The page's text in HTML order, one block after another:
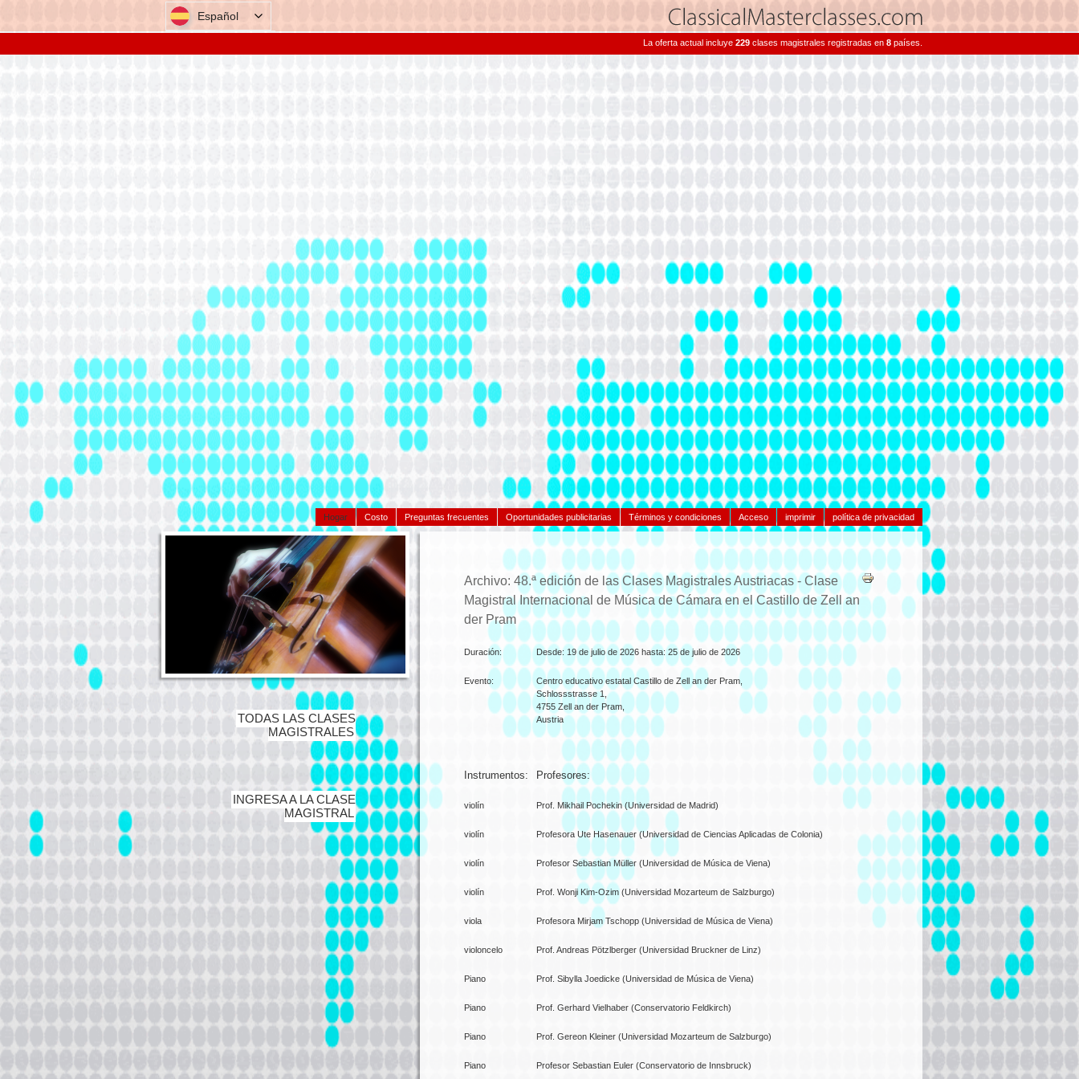
Español
La oferta actual incluye 229clases magistrales registradas en 8países.
política de privacidad
imprimir
Acceso
Términos y condiciones
Oportunidades publicitarias
Preguntas frecuentes
Costo
Hogar
TODAS LAS CLASES
MAGISTRALES
INGRESA A LA CLASE
MAGISTRAL
Archivo: 48.ª edición de las Clases Magistrales Austriacas - Clase
Magistral Internacional de Música de Cámara en el Castillo de Zell an
der Pram
Duración: Desde: 19 de julio de 2026 hasta:25 de julio de 2026
Evento:
Centro educativo estatal Castillo de Zell an der Pram,
Schlossstrasse 1,
4755 Zell an der Pram,
Austria
Instrumentos: Profesores:
violín Prof. Mikhail Pochekin (Universidad de Madrid)
violín Profesora Ute Hasenauer (Universidad de Ciencias Aplicadas de Colonia)
violín Profesor Sebastian Müller (Universidad de Música de Viena)
violín Prof. Wonji Kim-Ozim (Universidad Mozarteum de Salzburgo)
viola Profesora Mirjam Tschopp (Universidad de Música de Viena)
violoncelo Prof. Andreas Pötzlberger (Universidad Bruckner de Linz)
Piano Prof. Sibylla Joedicke (Universidad de Música de Viena)
Piano Prof. Gerhard Vielhaber (Conservatorio Feldkirch)
Piano Prof. Gereon Kleiner (Universidad Mozarteum de Salzburgo)
Piano Profesor Sebastian Euler (Conservatorio de Innsbruck)